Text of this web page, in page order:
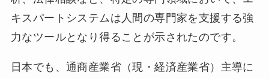
キスパートシステムは人間の専門家を支援する強
力なツールとなり得ることが示されたのです。
日本でも、通商産業省（現・経済産業省）主導に